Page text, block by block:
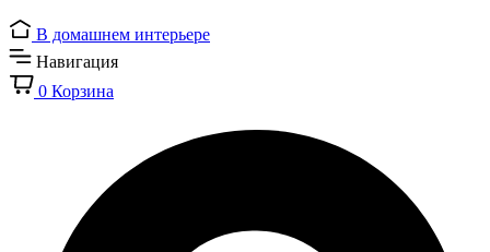
В домашнем интерьере
Навигация
0 Корзина